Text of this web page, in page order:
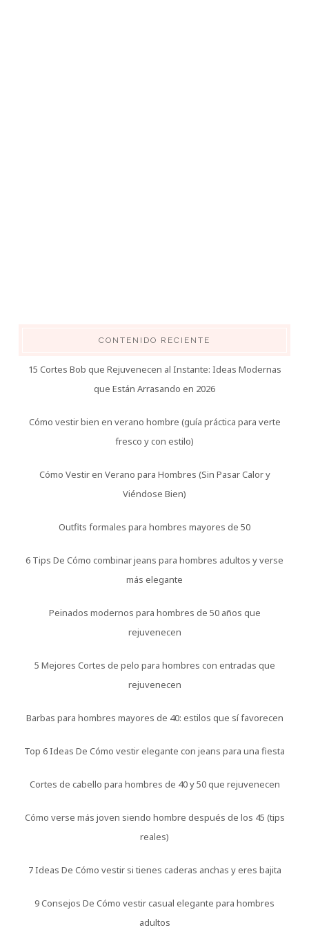
CONTENIDO RECIENTE
15 Cortes Bob que Rejuvenecen al Instante: Ideas Modernas
que Están Arrasando en 2026
Cómo vestir bien en verano hombre (guía práctica para verte
fresco y con estilo)
Cómo Vestir en Verano para Hombres (Sin Pasar Calor y
Viéndose Bien)
Outfits formales para hombres mayores de 50
6 Tips De Cómo combinar jeans para hombres adultos y verse
más elegante
Peinados modernos para hombres de 50 años que
rejuvenecen
5 Mejores Cortes de pelo para hombres con entradas que
rejuvenecen
Barbas para hombres mayores de 40: estilos que sí favorecen
Top 6 Ideas De Cómo vestir elegante con jeans para una fiesta
Cortes de cabello para hombres de 40 y 50 que rejuvenecen
Cómo verse más joven siendo hombre después de los 45 (tips
reales)
7 Ideas De Cómo vestir si tienes caderas anchas y eres bajita
9 Consejos De Cómo vestir casual elegante para hombres
adultos